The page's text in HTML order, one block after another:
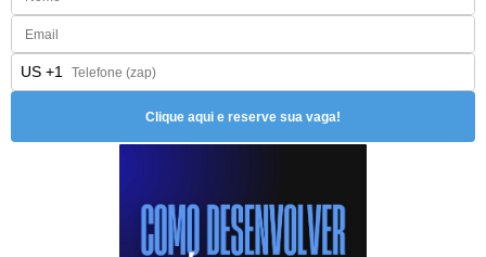
US +1
Clique aqui e reserve sua vaga!